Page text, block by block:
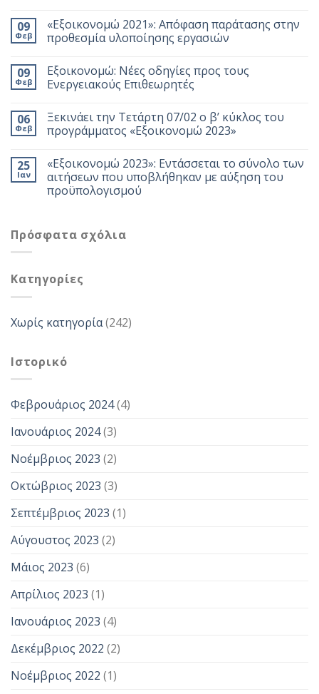
09
Φεβ
«Εξοικονομώ 2021»: Απόφαση παράτασης στην
προθεσμία υλοποίησης εργασιών
09
Φεβ
Εξοικονομώ: Νέες οδηγίες προς τους
Ενεργειακούς Επιθεωρητές
06
Φεβ
Ξεκινάει την Τετάρτη 07/02 ο β’ κύκλος του
προγράμματος «Εξοικονομώ 2023»
25
Ιαν
«Εξοικονομώ 2023»: Εντάσσεται το σύνολο των
αιτήσεων που υποβλήθηκαν με αύξηση του
προϋπολογισμού
Πρόσφατα σχόλια
Kατηγορίες
Χωρίς κατηγορία(242)
Ιστορικό
Φεβρουάριος 2024(4)
Ιανουάριος 2024(3)
Νοέμβριος 2023 (2)
Οκτώβριος 2023 (3)
Σεπτέμβριος 2023 (1)
Αύγουστος 2023 (2)
Μάιος 2023 (6)
Απρίλιος 2023 (1)
Ιανουάριος 2023 (4)
Δεκέμβριος 2022 (2)
Νοέμβριος 2022 (1)